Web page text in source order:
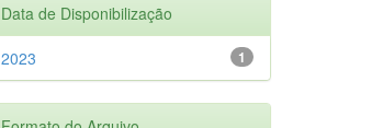
Data de Disponibilização
1
2023